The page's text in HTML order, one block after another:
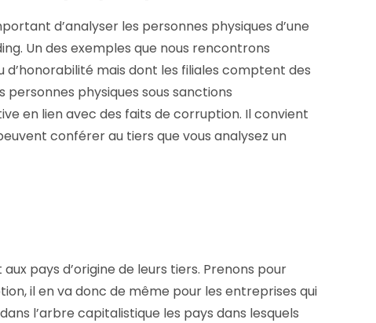
d’analyser les personnes physiques d’une
Un des exemples que nous rencontrons
mais dont les filiales comptent des
physiques sous sanctions
en lien avec des faits de corruption. Il convient
conférer au tiers que vous analysez un
pays d’origine de leurs tiers. Prenons pour
il en va donc de même pour les entreprises qui
l’arbre capitalistique les pays dans lesquels